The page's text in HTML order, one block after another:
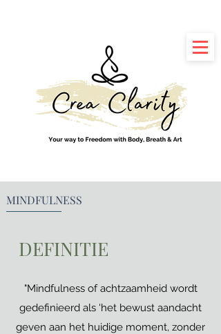
MINDFULNESS
DEFINITIE
"Mindfulness of achtzaamheid wordt
gedefinieerd als 'het bewust aandacht
geven aan het huidige moment, zonder